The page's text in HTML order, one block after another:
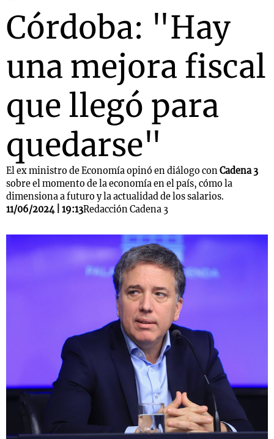
Córdoba: "Hay
una mejora fiscal
que llegó para
quedarse"
El ex ministro de Economía opinó en diálogo conCadena 3
sobre el momento de la economía en el país, cómo la
dimensiona a futuro y la actualidad de los salarios.
11/06/2024 | 19:13Redacción Cadena 3
Notas
Mundial 2026
Notas
La Sole en
Cadena 3